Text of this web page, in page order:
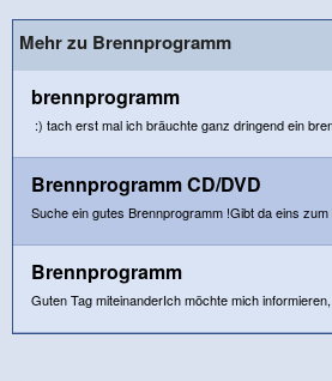
Mehr zu Brennprogramm
brennprogramm
:) tach erst mal ich bräuchte ganz dringend ein
Brennprogramm CD/DVD
Suche ein gutes Brennprogramm !Gibt da eins
Brennprogramm
Guten Tag miteinanderIch möchte mich